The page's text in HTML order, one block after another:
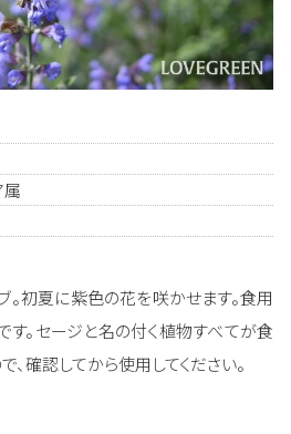
属
。初夏に紫色の花を咲かせます。食用
す。セージと名の付く植物すべてが食
確認してから使用してください。